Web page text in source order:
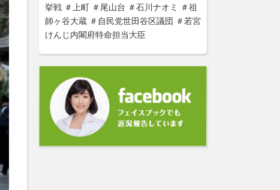
挙戦 ＃上町 ＃尾山台 ＃石川ナオミ
＃祖
師ヶ谷大蔵 ＃自民党世田谷区議団 ＃若宮
けんじ内閣府特命担当大臣